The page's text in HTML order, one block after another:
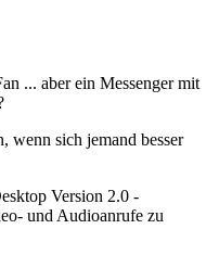
... aber ein Messenger mit
wenn sich jemand besser
Version 2.0 -
und Audioanrufe zu